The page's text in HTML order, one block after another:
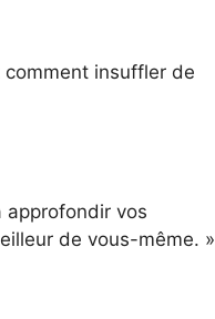
insuffler de
approfondir vos
de vous-même. »